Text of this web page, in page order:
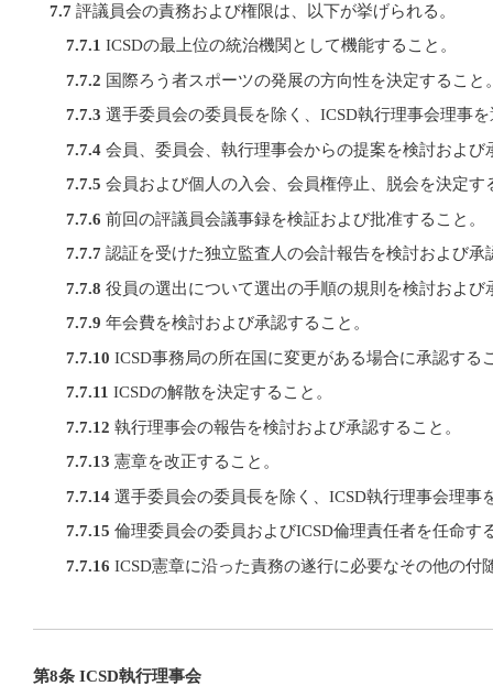
7.7 評議員会の責務および権限は、以下が挙げられる。
7.7.1 ICSDの最上位の統治機関として機能すること。
7.7.2 国際ろう者スポーツの発展の方向性を決定すること
7.7.3 選手委員会の委員長を除く、ICSD執行理事会理事
7.7.4 会員、委員会、執行理事会からの提案を検討および
7.7.5 会員および個人の入会、会員権停止、脱会を決定す
7.7.6 前回の評議員会議事録を検証および批准すること。
7.7.7 認証を受けた独立監査人の会計報告を検討および承
7.7.8 役員の選出について選出の手順の規則を検討および
7.7.9 年会費を検討および承認すること。
7.7.10 ICSD事務局の所在国に変更がある場合に承認する
7.7.11 ICSDの解散を決定すること。
7.7.12 執行理事会の報告を検討および承認すること。
7.7.13 憲章を改正すること。
7.7.14 選手委員会の委員長を除く、ICSD執行理事会理事
7.7.15 倫理委員会の委員およびICSD倫理責任者を任命す
7.7.16 ICSD憲章に沿った責務の遂行に必要なその他の付
第8条 ICSD執行理事会